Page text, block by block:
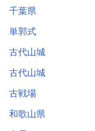
千葉県
単郭式
古代山城
古代山城
古戦場
和歌山県